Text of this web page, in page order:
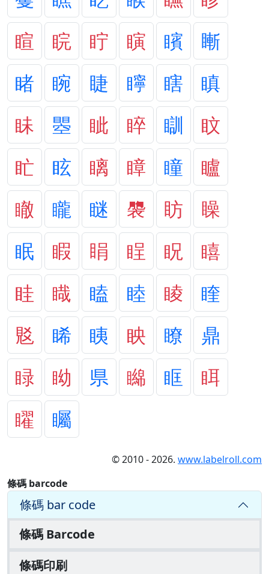
睻
睆 眝 瞚 矉
䁪
睹
睕 睫 矃 瞎
瞋
眛
瞾 眦 睟 瞓
盿
盳
眩 瞝 瞕 瞳
矑
瞮
矓 瞇 褜 眆
矂
眠
睱 睊 睈 眖
瞦
眭
睵 瞌 睦 睖
睳
覐
睎 眱 眏 瞭
鼎
睩
眑 県 矊 眶
眲
矅
矚
© 2010 - 2026. www.labelroll.com
條碼 barcode
條碼 bar code
條碼 Barcode
條碼印刷